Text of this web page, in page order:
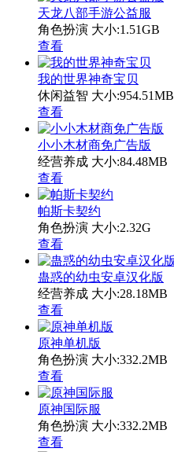
天龙八部手游公益服
角色扮演 大小:1.51GB
查看
我的世界神奇宝贝
休闲益智 大小:954.51MB
查看
小小木材商免广告版
经营养成 大小:84.48MB
查看
帕斯卡契约
角色扮演 大小:2.32G
查看
蛊惑的幼虫安卓汉化版
经营养成 大小:28.18MB
查看
原神单机版
角色扮演 大小:332.2MB
查看
原神国际服
角色扮演 大小:332.2MB
查看